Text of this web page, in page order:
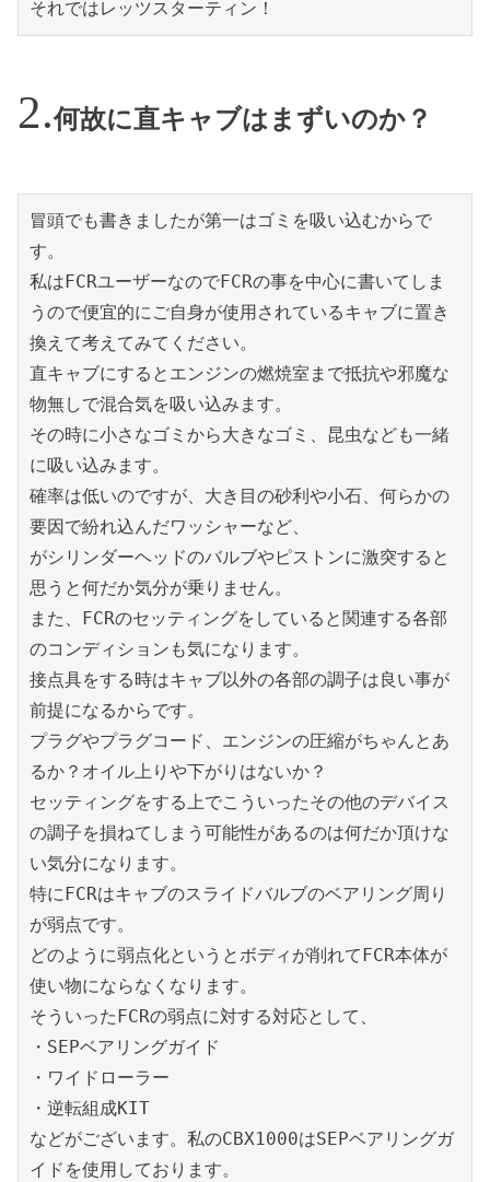
それではレッツスターティン！
何故に直キャブはまずいのか？
冒頭でも書きましたが第一はゴミを吸い込むからで
す。
私はFCRユーザーなのでFCRの事を中心に書いてしま
うので便宜的にご自身が使用されているキャブに置き
換えて考えてみてください。
直キャブにするとエンジンの燃焼室まで抵抗や邪魔な
物無しで混合気を吸い込みます。
その時に小さなゴミから大きなゴミ、昆虫なども一緒
に吸い込みます。
確率は低いのですが、大き目の砂利や小石、何らかの
要因で紛れ込んだワッシャーなど、
がシリンダーヘッドのバルブやピストンに激突すると
思うと何だか気分が乗りません。
また、FCRのセッティングをしていると関連する各部
のコンディションも気になります。
接点具をする時はキャブ以外の各部の調子は良い事が
前提になるからです。
プラグやプラグコード、エンジンの圧縮がちゃんとあ
るか？オイル上りや下がりはないか？
セッティングをする上でこういったその他のデバイス
の調子を損ねてしまう可能性があるのは何だか頂けな
い気分になります。
特にFCRはキャブのスライドバルブのベアリング周り
が弱点です。
どのように弱点化というとボディが削れてFCR本体が
使い物にならなくなります。
そういったFCRの弱点に対する対応として、
・SEPベアリングガイド
・ワイドローラー
・逆転組成KIT
などがございます。私のCBX1000はSEPベアリングガ
イドを使用しております。